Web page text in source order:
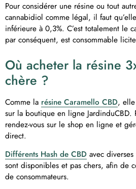
Pour considérer une résine ou tout
cannabidiol comme légal, il faut
inférieure à 0,3%. C’est totalement le
par conséquent, est consommable
Où acheter la résine
chère ?
Comme la résine Caramello CBD,
sur la boutique en ligne JardinduCBD.
rendez-vous sur le shop en ligne et
direct.
Différents Hash de CBD avec
sont disponibles et pas chers, afin de
de consommateurs.